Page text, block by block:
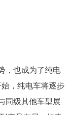
，也成为了纯电
，纯电车将逐步
同级其他车型展